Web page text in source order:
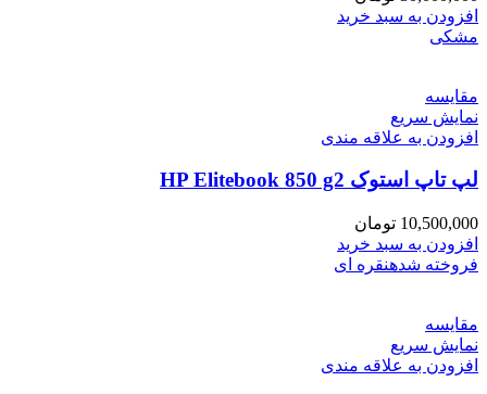
افزودن به سبد خرید
مشکی
مقايسه
نمایش سریع
افزودن به علاقه مندی
لپ تاپ استوک HP Elitebook 850 g2
10,500,000 تومان
افزودن به سبد خرید
فروخته شدهنقره ای
مقايسه
نمایش سریع
افزودن به علاقه مندی